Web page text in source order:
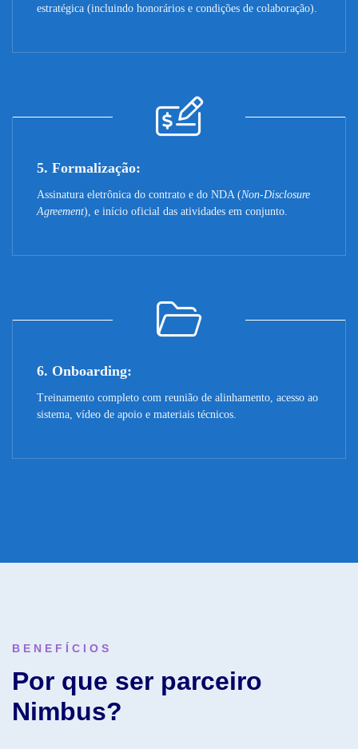
estratégica (incluindo honorários e condições de colaboração).
5. Formalização:
Assinatura eletrônica do contrato e do NDA (Non-Disclosure
Agreement), e início oficial das atividades em conjunto.
6. Onboarding:
Treinamento completo com reunião de alinhamento, acesso ao
sistema, vídeo de apoio e materiais técnicos.
BENEFÍCIOS
Por que ser parceiro
Nimbus?